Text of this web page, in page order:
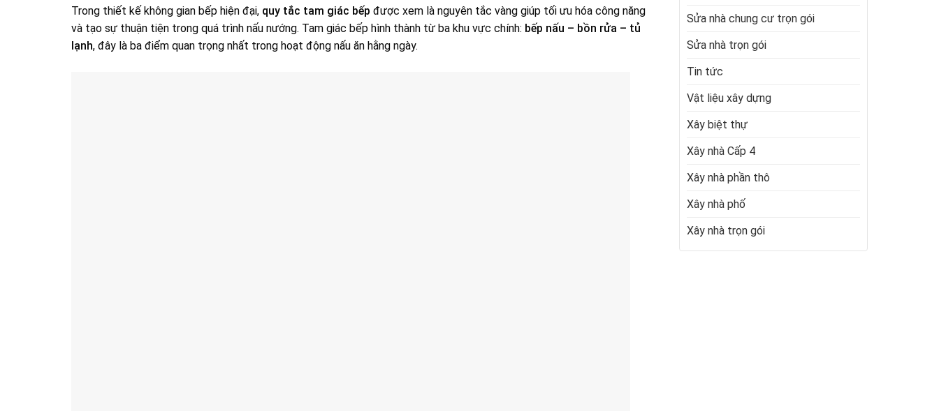
Trong thiết kế không gian bếp hiện đại, quy tắc tam giác bếp được xem là nguyên tắc vàng giúp tối ưu hóa công năng
và tạo sự thuận tiện trong quá trình nấu nướng. Tam giác bếp hình thành từ ba khu vực chính: bếp nấu – bồn rửa – tủ
lạnh, đây là ba điểm quan trọng nhất trong hoạt động nấu ăn hằng ngày.
Sửa nhà chung cư trọn gói
Sửa nhà trọn gói
Tin tức
Vật liệu xây dựng
Xây biệt thự
Xây nhà Cấp 4
Xây nhà phần thô
Xây nhà phố
Xây nhà trọn gói